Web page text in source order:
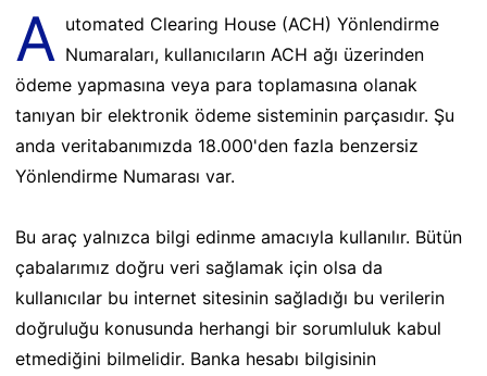
A utomated Clearing House (ACH) Yönlendirme
Numaraları, kullanıcıların ACH ağı üzerinden
ödeme yapmasına veya para toplamasına olanak
tanıyan bir elektronik ödeme sisteminin parçasıdır. Şu
anda veritabanımızda 18.000'den fazla benzersiz
Yönlendirme Numarası var.
Bu araç yalnızca bilgi edinme amacıyla kullanılır. Bütün
çabalarımız doğru veri sağlamak için olsa da
kullanıcılar bu internet sitesinin sağladığı bu verilerin
doğruluğu konusunda herhangi bir sorumluluk kabul
etmediğini bilmelidir. Banka hesabı bilgisinin